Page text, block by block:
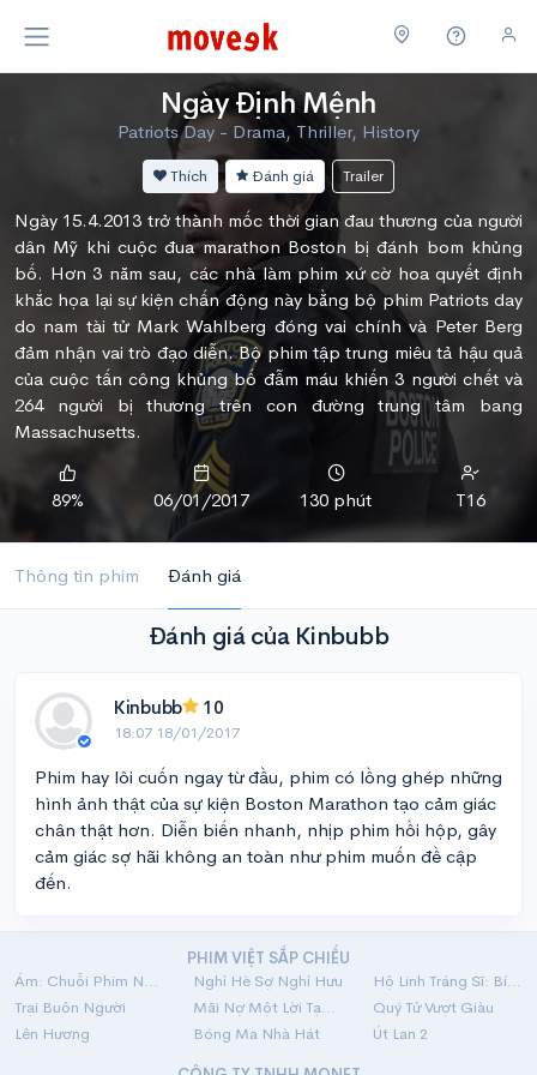
Ngày Định Mệnh
Patriots Day - Drama, Thriller, History
Thích Đánh giá Trailer
Ngày 15.4.2013 trở thành mốc thời gian đau thương của người
dân Mỹ khi cuộc đua marathon Boston bị đánh bom khủng
bố. Hơn 3 năm sau, các nhà làm phim xứ cờ hoa quyết định
khắc họa lại sự kiện chấn động này bằng bộ phim Patriots day
do nam tài tử Mark Wahlberg đóng vai chính và Peter Berg
đảm nhận vai trò đạo diễn. Bộ phim tập trung miêu tả hậu quả
của cuộc tấn công khủng bố đẫm máu khiến 3 người chết và
264 người bị thương trên con đường trung tâm bang
Massachusetts.
89% 06/01/2017 130 phút T16
Thông tin phim Đánh giá
Đánh giá của Kinbubb
Kinbubb 10
18:07 18/01/2017
Phim hay lôi cuốn ngay từ đầu, phim có lồng ghép những
hình ảnh thật của sự kiện Boston Marathon tạo cảm giác
chân thật hơn. Diễn biến nhanh, nhịp phim hồi hộp, gây
cảm giác sợ hãi không an toàn như phim muốn đề cập
đến.
PHIM VIỆT SẮP CHIẾU
Ám: Chuỗi Phim Ngắn Linh Dị
Nghỉ Hè Sợ Nghỉ Hưu
Hộ Linh Tráng Sĩ: Bí Ẩn Mộ Vua Đinh
Trại Buôn Người
Mãi Nợ Một Lời Tạm Biệt
Quý Tử Vượt Giàu
Lên Hương
Bóng Ma Nhà Hát
Út Lan 2